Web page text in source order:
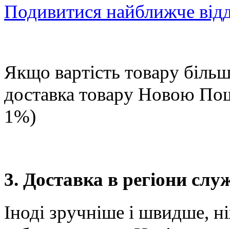
Подивитися найближче
Якщо вартість товару
доставка товару Новою
1%)
3. Доставка в регіони
Іноді зручніше і швидше,